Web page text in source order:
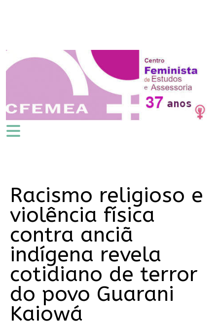
Racismo religioso e
violência física
contra anciã
indígena revela
cotidiano de terror
do povo Guarani
Kaiowá